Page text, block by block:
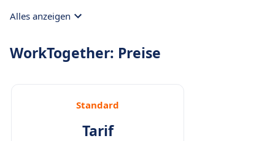
Alles anzeigen
WorkTogether: Preise
Standard
Tarif